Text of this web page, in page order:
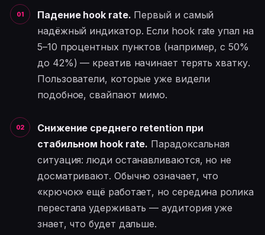
Падение hook rate. Первый и самый
надёжный индикатор. Если hook rate упал на
5–10 процентных пунктов (например, с 50%
до 42%) — креатив начинает терять хватку.
Пользователи, которые уже видели
подобное, свайпают мимо.
Снижение среднего retention при
стабильном hook rate. Парадоксальная
ситуация: люди останавливаются, но не
досматривают. Обычно означает, что
«крючок» ещё работает, но середина ролика
перестала удерживать — аудитория уже
знает, что будет дальше.